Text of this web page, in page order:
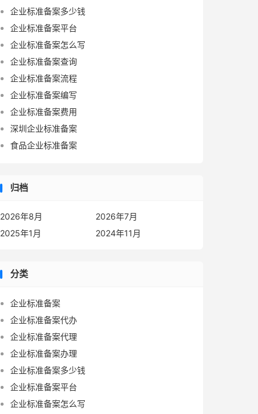
企业标准备案多少钱
企业标准备案平台
企业标准备案怎么写
企业标准备案查询
企业标准备案流程
企业标准备案编写
企业标准备案费用
深圳企业标准备案
食品企业标准备案
归档
2026年8月
2026年7月
2025年1月
2024年11月
分类
企业标准备案
企业标准备案代办
企业标准备案代理
企业标准备案办理
企业标准备案多少钱
企业标准备案平台
企业标准备案怎么写